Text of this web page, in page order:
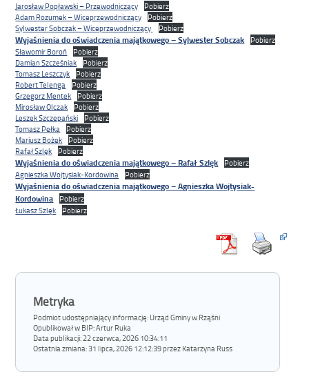
Jarosław Popławski – Przewodniczący
Pobierz
Adam Rozumek – Wiceprzewodniczący
Pobierz
Sylwester Sobczak – Wiceprzewodniczący
Pobierz
Wyjaśnienia do oświadczenia majątkowego – Sylwester Sobczak
Pobierz
Sławomir Boroń
Pobierz
Damian Szcześniak
Pobierz
Tomasz Leszczyk
Pobierz
Robert Telenga
Pobierz
Grzegorz Mentek
Pobierz
Mirosław Olczak
Pobierz
Leszek Szczepański
Pobierz
Tomasz Pełka
Pobierz
Mariusz Bożek
Pobierz
Rafał Szlęk
Pobierz
Wyjaśnienia do oświadczenia majątkowego – Rafał Szlęk
Pobierz
Agnieszka Wojtysiak-Kordowina
Pobierz
Wyjaśnienia do oświadczenia majątkowego – Agnieszka Wojtysiak-
Kordowina
Pobierz
Łukasz Szlęk
Pobierz
Metryka
Podmiot udostępniający informację: Urząd Gminy w Rząśni
Opublikował w BIP:Artur Ruka
Data publikacji:22 czerwca, 2026 10:34:11
Ostatnia zmiana:31 lipca, 2026 12:12:39 przez Katarzyna Russ